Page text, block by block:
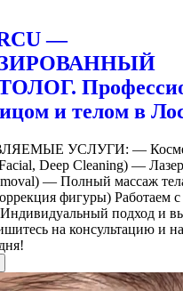
—
и телом в
УСЛУГИ: —
Deep Cleaning) —
— Полный массаж
фигуры) Работаем
подход и
на консультацию и